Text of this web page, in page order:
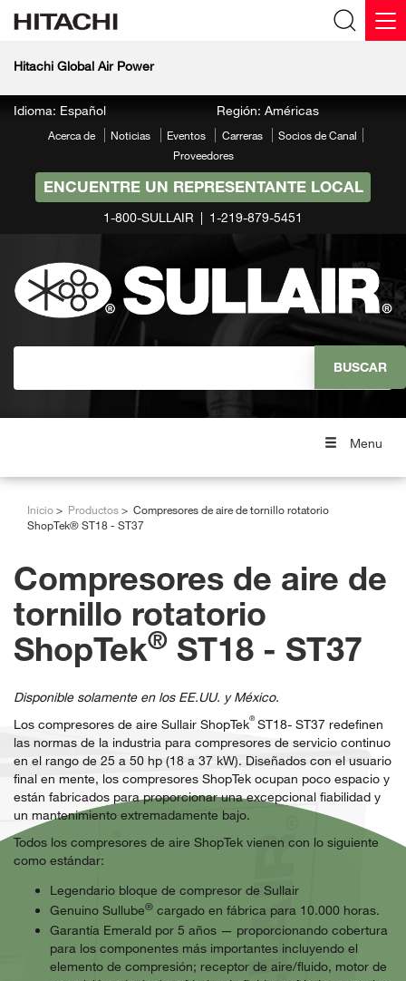
Hitachi Global Air Power
Idioma: Español Región: Américas
Acerca de Noticias Eventos Carreras
Socios de Canal
Proveedores
ENCUENTRE UN REPRESENTANTE LOCAL
1-800-SULLAIR 1-219-879-5451
Menu
Inicio Productos
Compresores de aire de tornillo rotatorio
ShopTek® ST18 - ST37
Compresores de aire de
tornillo rotatorio
ShopTek® ST18 - ST37
Disponible solamente en los EE.UU. y México.
Los compresores de aire Sullair ShopTek® ST18- ST37 redefinen
las normas de la industria para compresores de servicio continuo
en el rango de 25 a 50 hp (18 a 37 kW). Diseñados con el usuario
final en mente, los compresores ShopTek ocupan poco espacio y
están fabricados para proporcionar una excepcional fiabilidad y
un mantenimiento extremadamente bajo.
Todos los compresores de aire ShopTek vienen con lo siguiente
como estándar:
Legendario bloque de compresor de Sullair
Genuino Sullube® cargado en fábrica para 10.000 horas.
Garantía Emerald por 5 años — proporcionando cobertura
para los componentes más importantes incluyendo el
elemento de compresión; receptor de aire/fluido, motor de